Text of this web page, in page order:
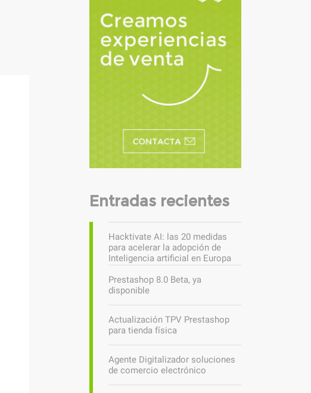
Entradas recientes
Hacktivate AI: las 20 medidas
para acelerar la adopción de
Inteligencia artificial en Europa
Prestashop 8.0 Beta, ya
disponible
Actualización TPV Prestashop
para tienda física
Agente Digitalizador soluciones
de comercio electrónico